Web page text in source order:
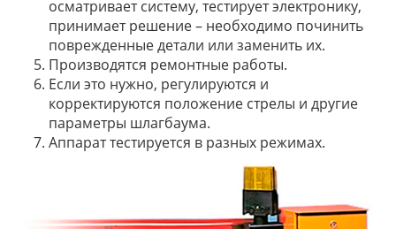
осматривает систему, тестирует электронику,
принимает решение – необходимо починить
поврежденные детали или заменить их.
Производятся ремонтные работы.
Если это нужно, регулируются и
корректируются положение стрелы и другие
параметры шлагбаума.
Аппарат тестируется в разных режимах.